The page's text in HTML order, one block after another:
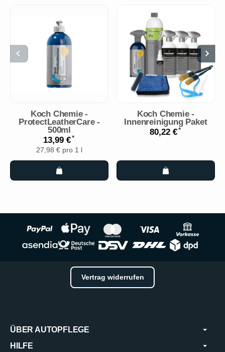
Koch Chemie -
ProtectLeatherCare -
500ml
13,99 €*
27,98 € pro 1 l
Koch Chemie -
Innenreinigung Paket
80,22 €*
Vertrag widerrufen
ÜBER AUTOPFLEGE
HILFE